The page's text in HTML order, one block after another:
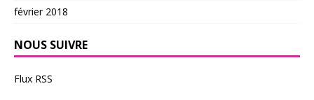
février 2018
NOUS SUIVRE
Flux RSS